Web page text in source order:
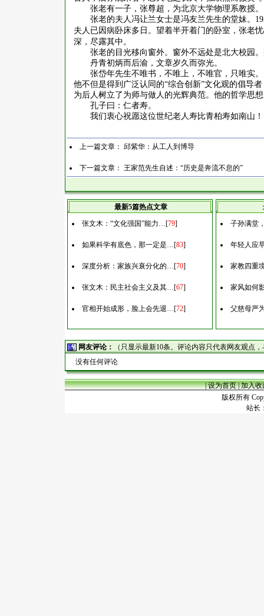
张老有一子，张尊超，为北京大学物理系教授
张老的夫人冯让兰女士是冯友兰先生的堂妹。
夫人已因病卧床多日。望着半开着门的卧室，张老
深，尽露其中。
张老的目光移向窗外。窗外不远处是北大校园
丹青初炳而后渝，文章岁久而弥光。
张岱年先生不唯书，不唯上，不唯官，只唯实
他不但是得到广泛认同的“综合创新”文化观的倡导
为后人树立了为师与做人的光辉典范。他的哲学思
孔子曰：仁者寿。
我们衷心祝愿这位世纪老人寿比青柏寿如南山！
上一篇文章： 邱紫华：从工人到博导
下一篇文章： 王家范先生自述：“历史是奔流不息的”
最新5篇热点文章
张文木：“文化强国”能力…[79]
如果科学有底色，那一定是…[83]
深度分析：家族兴衰分化的…[70]
张文木：民主社会主义及其…[67]
官相开始成形，脸上会先退…[72]
子孙满堂
年轻人应
家教四重
家风如何
父慈母严
网友评论：
（只显示最新10条。评论内容只代表网友观点
没有任何评论
|设为首页|加入收
版权所有
站长